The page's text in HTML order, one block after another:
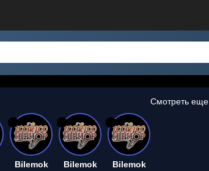
Смотреть еще
Bilemok Bilemok Bilemok